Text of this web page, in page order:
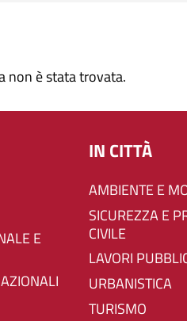
non è stata trovata.
IN CITTÀ
AMBIENTE E
SICUREZZA E PROTEZIONE
CIVILE
LAVORI
URBANISTICA
TURISMO